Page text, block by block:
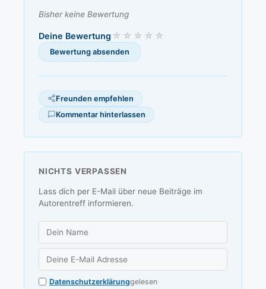
Bisher keine Bewertung
Deine Bewertung
Freunden empfehlen
Kommentar hinterlassen
NICHTS VERPASSEN
Lass dich per E-Mail über neue Beiträge im
Autorentreff informieren.
Datenschutzerklärunggelesen